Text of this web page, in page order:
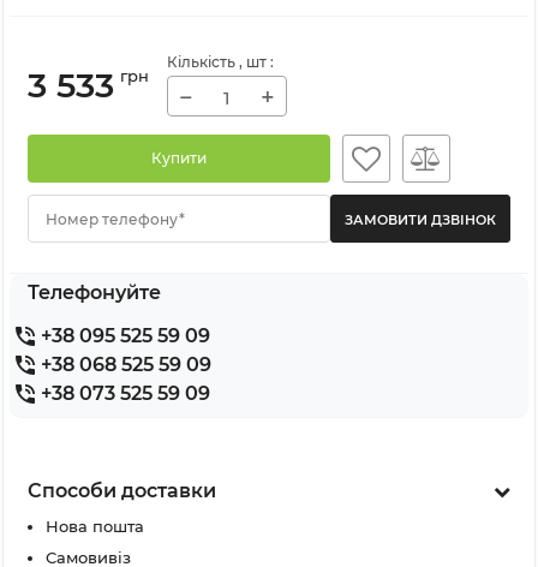
3 533 грн
Кількість , шт :
− +
Купити
Номер телефону*
Телефонуйте
+38 095 525 59 09
+38 068 525 59 09
+38 073 525 59 09
Способи доставки
Нова пошта
Самовивіз